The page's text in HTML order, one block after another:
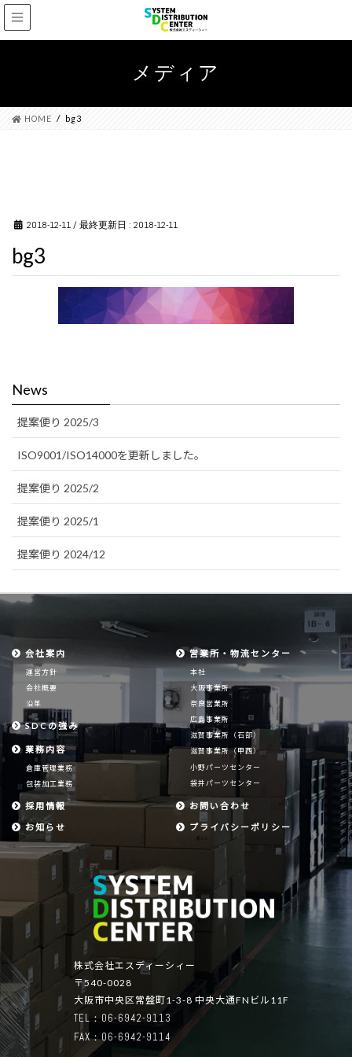
メディア
HOME bg3
2018-12-11/ 最終更新日 : 2018-12-11
bg3
News
提案便り 2025/3
ISO9001/ISO14000を更新しました。
提案便り 2025/2
提案便り 2025/1
提案便り 2024/12
会社案内
運営方針
会社概要
沿革
SDCの強み
業務内容
倉庫管理業務
包装加工業務
営業所・物流センター
本社
大阪事業所
奈良営業所
広島事業所
滋賀事業所（石部）
滋賀事業所（甲西）
小野パーツセンター
袋井パーツセンター
採用情報 お問い合わせ
お知らせ プライバシーポリシー
株式会社エスディーシィー
〒540-0028
大阪市中央区常盤町1-3-8 中央大通FNビル11F
TEL：06-6942-9113
FAX：06-6942-9114